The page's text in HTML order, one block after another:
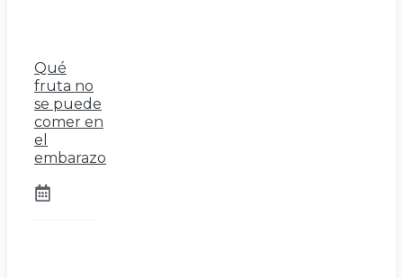
Qué
fruta no
se puede
comer en
el
embarazo